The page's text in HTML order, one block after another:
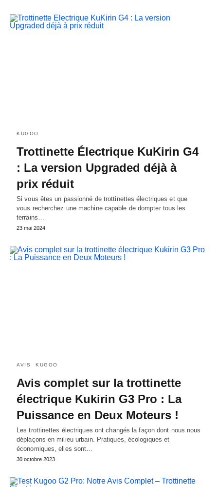
KUGOO
Trottinette Électrique KuKirin G4
: La version Upgraded déjà à
prix réduit
Si vous êtes un passionné de trottinettes électriques et que
vous recherchez une machine capable de dompter tous les
terrains…
23 mai 2024
AVIS KUGOO
Avis complet sur la trottinette
électrique Kukirin G3 Pro : La
Puissance en Deux Moteurs !
Les trottinettes électriques ont changés la façon dont nous nous
déplaçons en milieu urbain. Pratiques, écologiques et
économiques, elles sont…
30 octobre 2023